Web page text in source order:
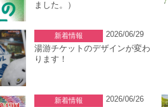
ました。）
新着情報
2026/06/29
湯游チケットのデザインが変わ
ります！
新着情報
2026/06/26